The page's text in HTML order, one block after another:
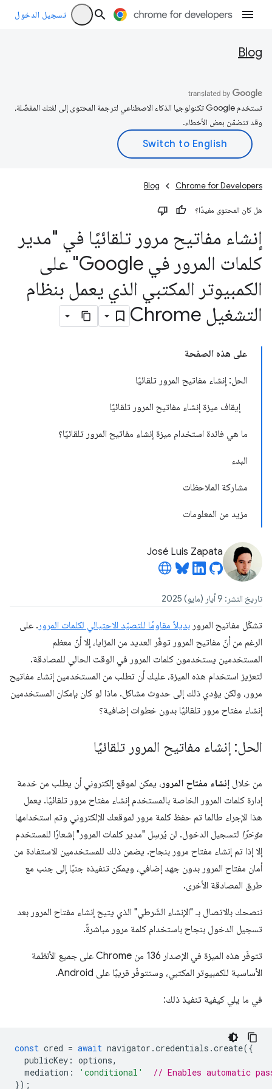
تسجيل الدخول
Blog
تستخدم Google تكنولوجيا الذكاء الاصطناعي لترجمة المحتوى إلى لغتك المفضّلة،
وقد تتضمّن بعض الأخطاء.
Chrome for Developers
Blog
هل كان المحتوى مفيدًا؟
إنشاء مفاتيح مرور تلقائيًا في "مدير
كلمات المرور في Google" على
الكمبيوتر المكتبي الذي يعمل بنظام
التشغيل Chrome
على هذه الصفحة
الحل: إنشاء مفاتيح المرور تلقائيًا
إيقاف ميزة إنشاء مفاتيح المرور تلقائيًا
ما هي فائدة استخدام ميزة إنشاء مفاتيح المرور تلقائيًا؟
البدء
مشاركة الملاحظات
مزيد من المعلومات
José Luis Zapata
تاريخ النشر: 9 أيار (مايو) 2025
تشكّل مفاتيح المرور بديلاً مقاومًا للتصيّد الاحتيالي لكلمات المرور . على
الرغم من أنّ مفاتيح المرور توفّر العديد من المزايا، إلا أنّ معظم
المستخدمين يستخدمون كلمات المرور في الوقت الحالي للمصادقة.
لتعزيز استخدام هذه الميزة، عليك أن تطلب من المستخدمين إنشاء مفاتيح
مرور، ولكن يؤدي ذلك إلى حدوث مشاكل. ماذا لو كان بإمكان المستخدمين
إنشاء مفتاح مرور تلقائيًا بدون خطوات إضافية؟
الحل: إنشاء مفاتيح المرور تلقائيًا
من خلال إنشاء مفتاح المرور ، يمكن لموقع إلكتروني أن يطلب من خدمة
إدارة كلمات المرور الخاصة بالمستخدم إنشاء مفتاح مرور تلقائيًا. يعمل
هذا الإجراء طالما تم حفظ كلمة مرور لموقعك الإلكتروني وتم استخدامها
مؤخرًا لتسجيل الدخول. لن يُرسِل "مدير كلمات المرور" إشعارًا للمستخدم
إلا إذا تم إنشاء مفتاح مرور بنجاح. يضمن ذلك للمستخدمين الاستفادة من
أمان مفتاح المرور بدون جهد إضافي، ويمكن تنفيذه جنبًا إلى جنب مع
طرق المصادقة الأخرى.
ننصحك بالاتصال بـ "الإنشاء الشَرطي" الذي يتيح إنشاء مفتاح المرور بعد
تسجيل الدخول بنجاح باستخدام كلمة مرور مباشرةً.
تتوفّر هذه الميزة في الإصدار 136 من Chrome على جميع الأنظمة
الأساسية للكمبيوتر المكتبي، وستتوفّر قريبًا على Android.
في ما يلي كيفية تنفيذ ذلك:
const cred = await navigator .credentials .create({
publicKey : options,
mediation : 'conditional'
// Enables automatic
});